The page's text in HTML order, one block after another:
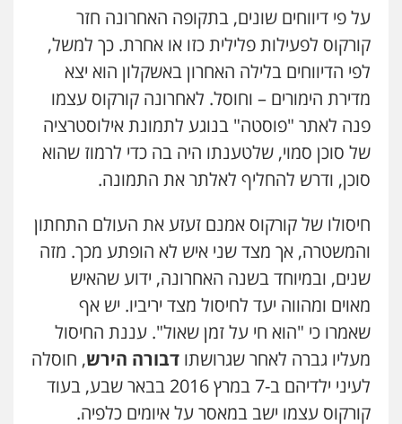
על פי דיווחים שונים, בתקופה האחרונה חזר
קורקוס לפעילות פלילית כזו או אחרת. כך למשל,
לפי הדיווחים בלילה האחרון באשקלון הוא יצא
מדירת הימורים – וחוסל. לאחרונה קורקוס עצמו
פנה לאתר "פוסטה" בנוגע לתמונת אילוסטרציה
של סוכן סמוי, שלטענתו היה בה כדי לרמוז שהוא
סוכן, ודרש להחליף לאלתר את התמונה.
חיסולו של קורקוס אמנם זעזע את העולם התחתון
והמשטרה, אך מצד שני איש לא הופתע מכך. מזה
שנים, ובמיוחד בשנה האחרונה, ידוע שהאיש
מאוים ומהווה יעד לחיסול מצד יריביו. יש אף
שאמרו כי "הוא חי על זמן שאול". עננת החיסול
מעליו גברה לאחר שגרושתו דבורה הירש, חוסלה
לעיני ילדיהם ב-7 במרץ 2016 בבאר שבע, בעוד
קורקוס עצמו ישב במאסר על איומים כלפיה.